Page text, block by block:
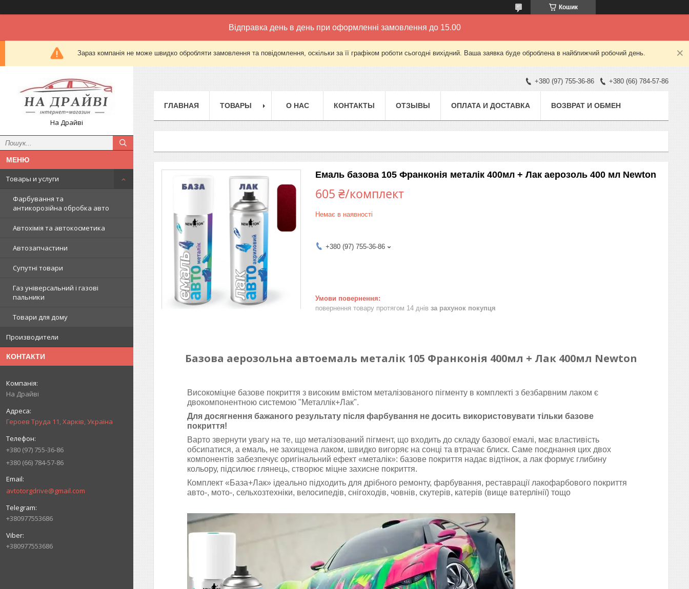
Кошик
Відправка день в день при оформленні замовлення до 15.00
Зараз компанія не може швидко обробляти замовлення та повідомлення, оскільки за її графіком роботи сьогодні вихідний. Ваша заявка буде оброблена в найближчий робочий день.
На Драйві
Товары и услуги
Фарбування та
антикорозійна обробка авто
Автохімія та автокосметика
Автозапчастини
Супутні товари
Газ універсальний і газові
пальники
Товари для дому
Производители
КОНТАКТИ
На Драйві
Героев Труда 11, Харків, Україна
+380 (97) 755-36-86
+380 (66) 784-57-86
avtotorgdrive@gmail.com
+380977553686
+380977553686
+380 (97) 755-36-86 +380 (66) 784-57-86
ГЛАВНАЯ ТОВАРЫ О НАС КОНТАКТЫ ОТЗЫВЫ ОПЛАТА И ДОСТАВКА ВОЗВРАТ И ОБМЕН
Емаль базова 105 Франконія металік 400мл + Лак аерозоль 400 мл Newton
605 ₴/комплект
Немає в наявності
+380 (97) 755-36-86
повернення товару протягом 14 днів за рахунок покупця
Базова аерозольна автоемаль металік 105 Франконія 400мл + Лак 400мл Newton
Високоміцне базове покриття з високим вмістом металізованого пігменту в комплекті з безбарвним лаком є
двокомпонентною системою "Металлік+Лак".
Для досягнення бажаного результату після фарбування не досить використовувати тільки базове
покриття!
Варто звернути увагу на те, що металізований пігмент, що входить до складу базової емалі, має властивість
обсипатися, а емаль, не захищена лаком, швидко вигоряє на сонці та втрачає блиск. Саме поєднання цих двох
компонентів забезпечує оригінальний ефект «металік»: базове покриття надає відтінок, а лак формує глибину
кольору, підсилює глянець, створює міцне захисне покриття.
Комплект «База+Лак» ідеально підходить для дрібного ремонту, фарбування, реставрації лакофарбового покриття
авто-, мото-, сельхозтехніки, велосипедів, снігоходів, човнів, скутерів, катерів (вище ватерлінії) тощо